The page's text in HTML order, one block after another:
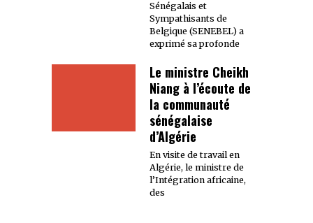
Sénégalais et
Sympathisants de
Belgique (SENEBEL) a
exprimé sa profonde
Le ministre Cheikh
Niang à l’écoute de
la communauté
sénégalaise
d’Algérie
En visite de travail en
Algérie, le ministre de
l’Intégration africaine,
des